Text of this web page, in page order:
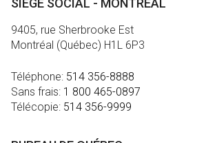
SIÈGE SOCIAL - MONTRÉAL
9405, rue Sherbrooke Est
Montréal (Québec) H1L 6P3
Téléphone: 514 356-8888
Sans frais: 1 800 465-0897
Télécopie: 514 356-9999